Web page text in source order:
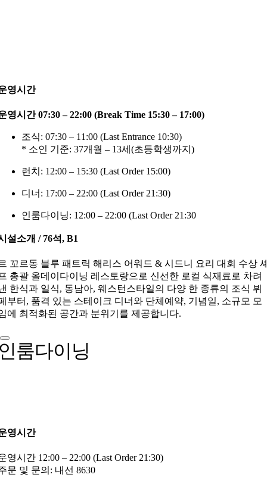
영시간
영시간 07:30 – 22:00 (Break Time 15:30 – 17:00)
조식: 07:30 – 11:00 (Last Entrance 10:30)
* 소인 기준: 37개월 – 13세(초등학생까지)
런치: 12:00 – 15:30 (Last Order 15:00)
디너: 17:00 – 22:00 (Last Order 21:30)
인룸다이닝: 12:00 – 22:00 (Last Order 21:30
설소개 / 76석, B1
꼬르동 블루 패트릭 해리스 어워드 & 시드니 요리 대회 수상
총괄 올데이다이닝 레스토랑으로 신선한 로컬 식재료로 차려
한식과 일식, 동남아, 웨스턴스타일의 다양 한 종류의 조식 뷔
부터, 품격 있는 스테이크 디너와 단체예약, 기념일, 소규모 모
에 최적화된 공간과 분위기를 제공합니다.
룸다이닝
영시간
영시간 12:00 – 22:00 (Last Order 21:30)
문 및 문의: 내선 8630